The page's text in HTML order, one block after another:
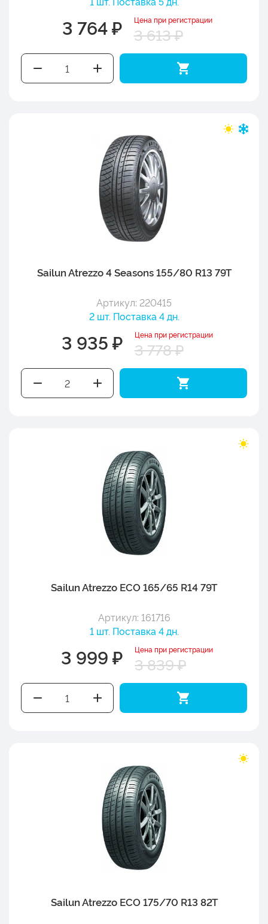
3 764 ₽ Цена при регистрации
3 613 ₽
Sailun Atrezzo 4 Seasons 155/80 R13 79T
Артикул: 220415
2 шт. Поставка 4 дн.
3 935 ₽ Цена при регистрации
3 778 ₽
Sailun Atrezzo ECO 165/65 R14 79T
Артикул: 161716
1 шт. Поставка 4 дн.
3 999 ₽ Цена при регистрации
3 839 ₽
Sailun Atrezzo ECO 175/70 R13 82T